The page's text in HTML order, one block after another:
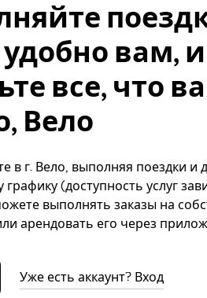
удобно вам, и
все, что
Вело
в г. Вело, выполняя поездки и
(доступность услуг
выполнять заказы на
арендовать его через
Уже есть аккаунт? Вход